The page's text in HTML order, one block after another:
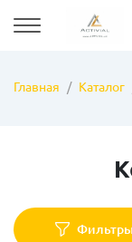
Главная Каталог
Фильтры